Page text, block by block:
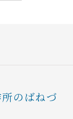
のばねづ